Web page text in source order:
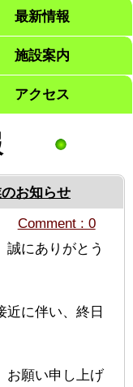
最新情報
施設案内
アクセス
お知らせ
Comment : 0
誠にありがとう
近に伴い、終日
お願い申し上げ